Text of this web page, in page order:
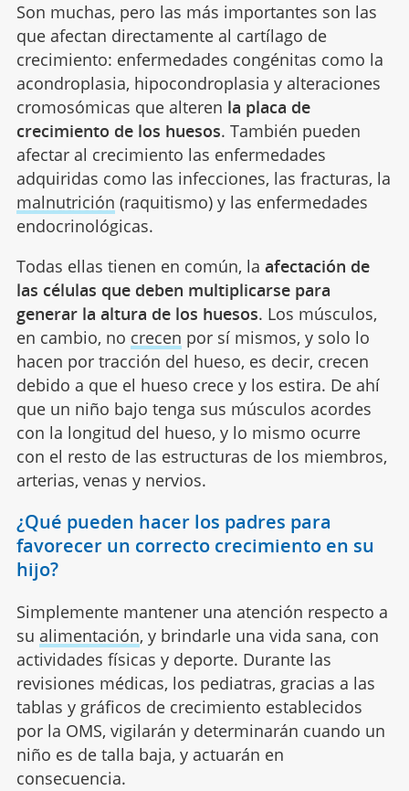
Son muchas, pero las más importantes son las
que afectan directamente al cartílago de
crecimiento: enfermedades congénitas como la
acondroplasia, hipocondroplasia y alteraciones
cromosómicas que alteren la placa de
crecimiento de los huesos. También pueden
afectar al crecimiento las enfermedades
adquiridas como las infecciones, las fracturas, la
malnutrición (raquitismo) y las enfermedades
endocrinológicas.
Todas ellas tienen en común, la afectación de
las células que deben multiplicarse para
generar la altura de los huesos. Los músculos,
en cambio, no crecen por sí mismos, y solo lo
hacen por tracción del hueso, es decir, crecen
debido a que el hueso crece y los estira. De ahí
que un niño bajo tenga sus músculos acordes
con la longitud del hueso, y lo mismo ocurre
con el resto de las estructuras de los miembros,
arterias, venas y nervios.
¿Qué pueden hacer los padres para
favorecer un correcto crecimiento en su
hijo?
Simplemente mantener una atención respecto a
su alimentación, y brindarle una vida sana, con
actividades físicas y deporte. Durante las
revisiones médicas, los pediatras, gracias a las
tablas y gráficos de crecimiento establecidos
por la OMS, vigilarán y determinarán cuando un
niño es de talla baja, y actuarán en
consecuencia.